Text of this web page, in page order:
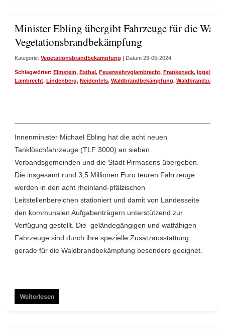
Minister Ebling übergibt Fahrzeuge für die
Vegetationsbrandbekämpfung
Kategorie: Vegetationsbrandbekämpfung | Datum 23-05-2024
Schlagwörter: Elmstein, Esthal , Feuerwehrvglambrecht, Frankeneck, Iggelbach
Lambrecht, Lindenberg, Neidenfels, Waldbrandbekämpfung, Waldbrandzug
Innenminister Michael Ebling hat die acht neuen
Tanklöschfahrzeuge (TLF 3000) an sieben
Verbandsgemeinden und die Stadt Pirmasens übergeben.
Die insgesamt rund 3,5 Millionen Euro teuren Fahrzeuge
werden in den acht rheinland-pfälzischen
Leitstellenbereichen stationiert und damit von Landesseite
den kommunalen Aufgabenträgern unterstützend zur
Verfügung gestellt. Die geländegängigen und watfähigen
Fahrzeuge sind durch ihre spezielle Zusatzausstattung
gerade für die Waldbrandbekämpfung besonders geeignet.
Weiterlesen